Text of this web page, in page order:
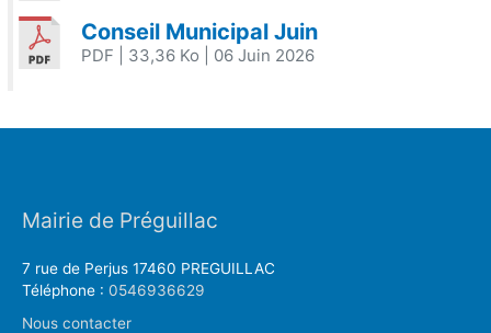
Conseil Municipal Juin
PDF | 33,36 Ko | 06 Juin 2026
Mairie de Préguillac
7 rue de Perjus 17460 PREGUILLAC
Téléphone : 0546936629
Nous contacter